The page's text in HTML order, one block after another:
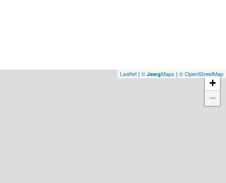
+
−
Leaflet | © JawgMaps | © OpenStreetMap